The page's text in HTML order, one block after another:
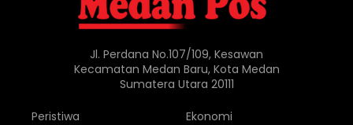
Jl. Perdana No.107/109, Kesawan
Kecamatan Medan Baru, Kota Medan
Sumatera Utara 20111
Peristiwa
Ekonomi